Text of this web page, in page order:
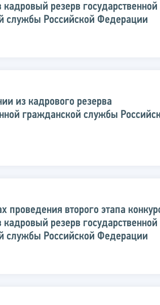
резерв государственной
службы Российской Федерации
из кадрового резерва
гражданской службы
проведения второго этапа
резерв государственной
службы Российской Федерации